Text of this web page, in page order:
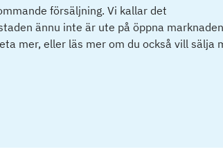
försäljning. Vi kallar det
ännu inte är ute på öppna
mer, eller läs mer om du också vill sälja